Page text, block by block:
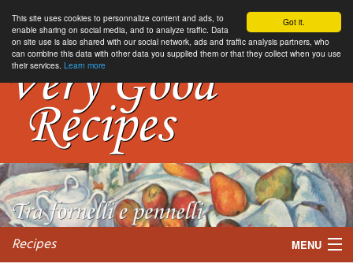
Got it.
This site uses cookies to personnalize content and ads, to
enable sharing on social media, and to analyze traffic. Data
on site use is also shared with our social network, ads and traffic analysis partners, who
can combine this data with other data you supplied them or that they collect when you use
their services. Learn more
Recipes MENU